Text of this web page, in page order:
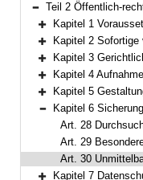
Bereich reduzieren
Teil 2 Öffentlich-
Bereich erweitern
Kapitel 1
Bereich erweitern
Kapitel 2 Sofortige
Bereich erweitern
Kapitel 3
Bereich erweitern
Kapitel 4 Aufnahme und
Bereich erweitern
Kapitel 5
Bereich reduzieren
Kapitel 6
Art. 28
Art. 29
Art. 30
Kapitel 7 Datenschutz, Aktenführung,